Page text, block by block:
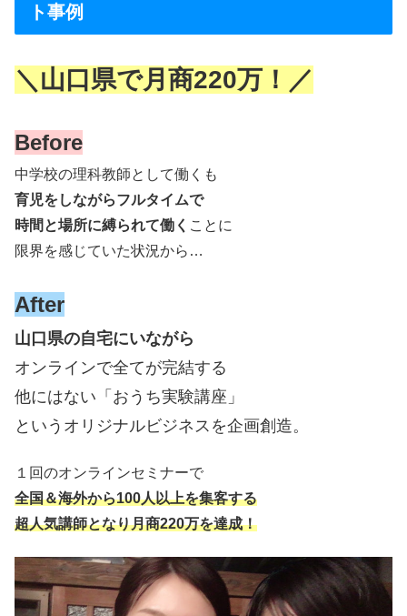
ト事例
＼山口県で月商220万！／
Before
中学校の理科教師として働くも
育児をしながらフルタイムで
時間と場所に縛られて働く ことに
限界を感じていた状況から…
After
山口県の自宅にいながら
オンラインで全てが完結する
他にはない「おうち実験講座」
というオリジナルビジネスを企画創造。
１回のオンラインセミナーで
全国＆海外から100人以上を集客する
超人気講師となり月商220万を達成！